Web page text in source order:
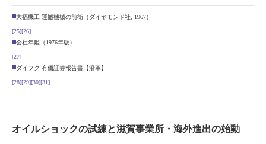
大福機工 運搬機械の前衛（ダイヤモンド社, 1967）
[25][26]
会社年鑑（1976年版）
[27]
ダイフク 有価証券報告書【沿革】
[28][29][30][31]
オイルショックの試練と滋賀事業所・海外進出の始動